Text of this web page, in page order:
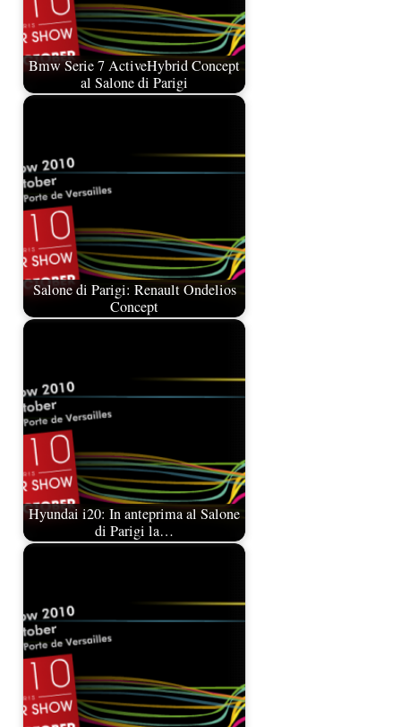
Bmw Serie 7 ActiveHybrid Concept
al Salone di Parigi
Salone di Parigi: Renault Ondelios
Concept
Hyundai i20: In anteprima al Salone
di Parigi la…